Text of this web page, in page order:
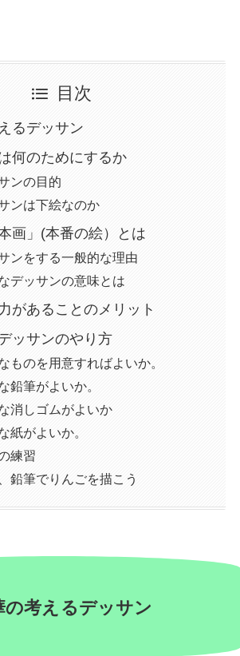
目次
るデッサン
何のためにするか
ンの目的
ンは下絵なのか
画」(本番の絵）とは
ンをする一般的な理由
デッサンの意味とは
があることのメリット
ッサンのやり方
ものを用意すればよいか。
鉛筆がよいか。
消しゴムがよいか
紙がよいか。
練習
鉛筆でりんごを描こう
の考えるデッサン